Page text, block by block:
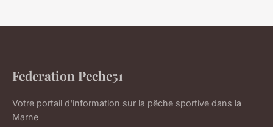
Federation Peche51
Votre portail d'information sur la pêche sportive dans la
Marne